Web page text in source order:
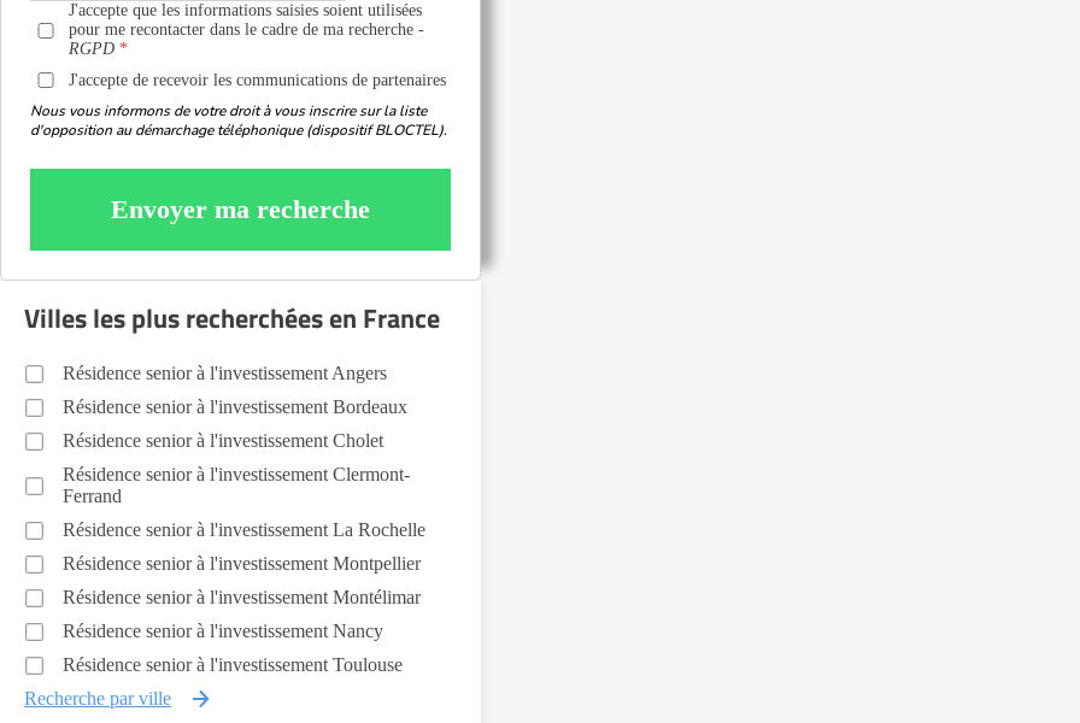
J'accepte que les informations saisies soient utilisées
pour me recontacter dans le cadre de ma recherche -
RGPD
J'accepte de recevoir les communications de partenaires
Nous vous informons de votre droit à vous inscrire sur la liste
d'opposition au démarchage téléphonique (dispositif BLOCTEL).
Envoyer ma recherche
Villes les plus recherchées en France
Résidence senior à l'investissement Angers
Résidence senior à l'investissement Bordeaux
Résidence senior à l'investissement Cholet
Résidence senior à l'investissement Clermont-
Ferrand
Résidence senior à l'investissement La Rochelle
Résidence senior à l'investissement Montpellier
Résidence senior à l'investissement Montélimar
Résidence senior à l'investissement Nancy
Résidence senior à l'investissement Toulouse
Recherche par ville